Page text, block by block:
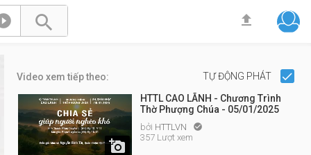
 
Video xem tiếp theo: TỰ ĐỘNG PHÁT

HTTL CAO LÃNH - Chương Trình
Thờ Phượng Chúa - 05/01/2025
bởi HTTLVN 
357 Lượt xem